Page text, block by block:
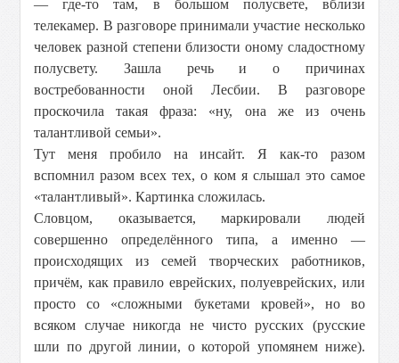
— где-то там, в большом полусвете, вблизи
телекамер. В разговоре принимали участие несколько
человек разной степени близости оному сладостному
полусвету. Зашла речь и о причинах
востребованности оной Лесбии. В разговоре
проскочила такая фраза: «ну, она же из очень
талантливой семьи».
Тут меня пробило на инсайт. Я как-то разом
вспомнил разом всех тех, о ком я слышал это самое
«талантливый». Картинка сложилась.
Словцом, оказывается, маркировали людей
совершенно определённого типа, а именно —
происходящих из семей творческих работников,
причём, как правило еврейских, полуеврейских, или
просто со «сложными букетами кровей», но во
всяком случае никогда не чисто русских (русские
шли по другой линии, о которой упомянем ниже).